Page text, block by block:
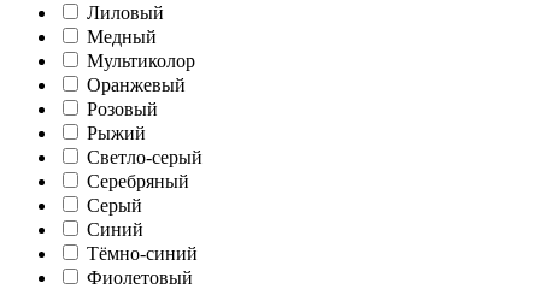
Лиловый
Медный
Мультиколор
Оранжевый
Розовый
Рыжий
Светло-серый
Серебряный
Серый
Синий
Тёмно-синий
Фиолетовый